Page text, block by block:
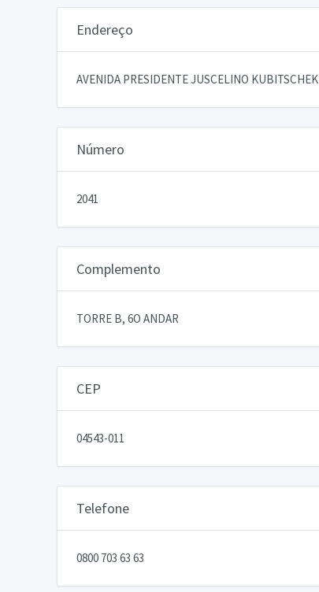
Endereço
AVENIDA PRESIDENTE JUSCELINO KUBITSCHEK
Número
2041
Complemento
TORRE B, 6O ANDAR
CEP
04543-011
Telefone
0800 703 63 63